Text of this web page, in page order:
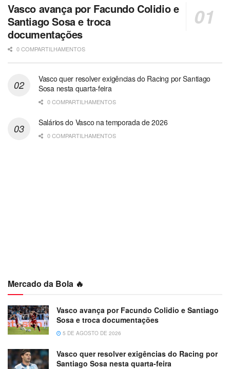
Vasco avança por Facundo Colidio e
Santiago Sosa e troca
documentações
0 COMPARTILHAMENTOS
Vasco quer resolver exigências do Racing por Santiago
Sosa nesta quarta-feira
0 COMPARTILHAMENTOS
Salários do Vasco na temporada de 2026
0 COMPARTILHAMENTOS
Mercado da Bola 🔥
Vasco avança por Facundo Colidio e Santiago
Sosa e troca documentações
5 DE AGOSTO DE 2026
Vasco quer resolver exigências do Racing por
Santiago Sosa nesta quarta-feira